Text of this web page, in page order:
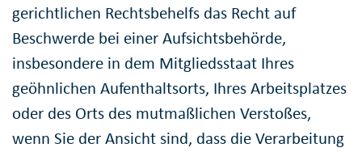
gerichtlichen Rechtsbehelfs das Recht auf
Beschwerde bei einer Aufsichtsbehörde,
insbesondere in dem Mitgliedsstaat Ihres
geöhnlichen Aufenthaltsorts, Ihres Arbeitsplatzes
oder des Orts des mutmaßlichen Verstoßes,
wenn Sie der Ansicht sind, dass die Verarbeitung